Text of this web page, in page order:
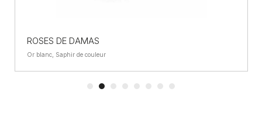
ROSES DE DAMAS
Or blanc, Saphir de couleur